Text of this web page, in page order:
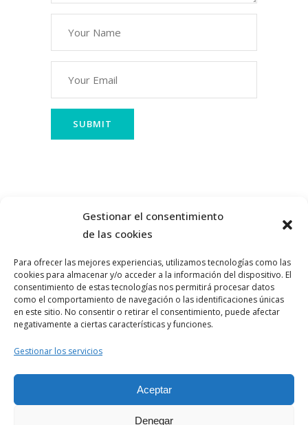
Gestionar el consentimiento
de las cookies
Para ofrecer las mejores experiencias, utilizamos tecnologías como las
cookies para almacenar y/o acceder a la información del dispositivo. El
consentimiento de estas tecnologías nos permitirá procesar datos
como el comportamiento de navegación o las identificaciones únicas
en este sitio. No consentir o retirar el consentimiento, puede afectar
negativamente a ciertas características y funciones.
Gestionar los servicios
Aceptar
Denegar
Política de Privacidad
Politica de Cookies
© 1982-2023 Todos los derechos